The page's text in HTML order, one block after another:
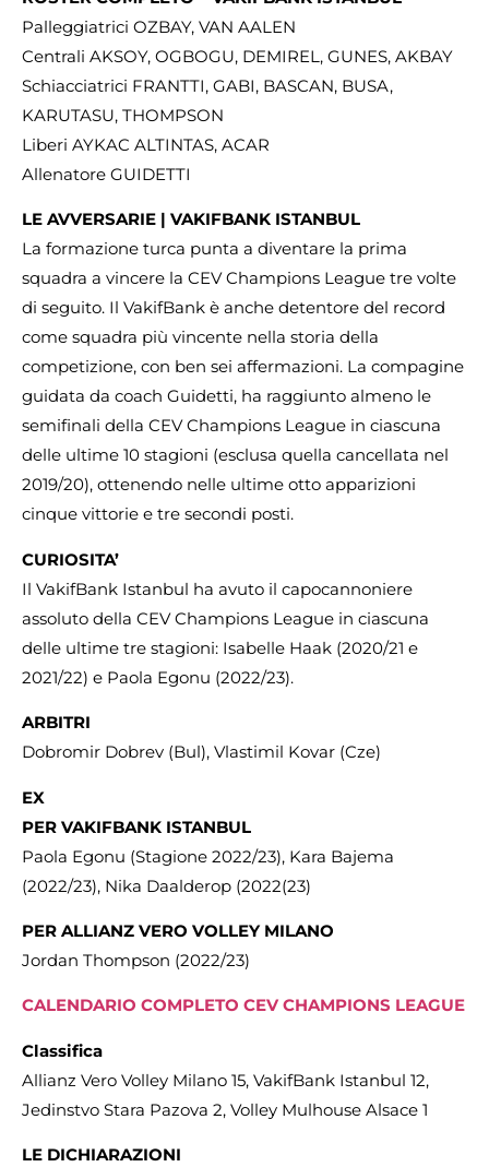
Palleggiatrici OZBAY, VAN AALEN
Centrali AKSOY, OGBOGU, DEMIREL, GUNES, AKBAY
Schiacciatrici FRANTTI, GABI, BASCAN, BUSA,
KARUTASU, THOMPSON
Liberi AYKAC ALTINTAS, ACAR
Allenatore GUIDETTI
LE AVVERSARIE | VAKIFBANK ISTANBUL
La formazione turca punta a diventare la prima
squadra a vincere la CEV Champions League tre volte
di seguito. Il VakifBank è anche detentore del record
come squadra più vincente nella storia della
competizione, con ben sei affermazioni. La compagine
guidata da coach Guidetti, ha raggiunto almeno le
semifinali della CEV Champions League in ciascuna
delle ultime 10 stagioni (esclusa quella cancellata nel
2019/20), ottenendo nelle ultime otto apparizioni
cinque vittorie e tre secondi posti.
CURIOSITA’
Il VakifBank Istanbul ha avuto il capocannoniere
assoluto della CEV Champions League in ciascuna
delle ultime tre stagioni: Isabelle Haak (2020/21 e
2021/22) e Paola Egonu (2022/23).
ARBITRI
Dobromir Dobrev (Bul), Vlastimil Kovar (Cze)
EX
PER VAKIFBANK ISTANBUL
Paola Egonu (Stagione 2022/23), Kara Bajema
(2022/23), Nika Daalderop (2022(23)
PER ALLIANZ VERO VOLLEY MILANO
Jordan Thompson (2022/23)
CALENDARIO COMPLETO CEV CHAMPIONS LEAGUE
Classifica
Allianz Vero Volley Milano 15, VakifBank Istanbul 12,
Jedinstvo Stara Pazova 2, Volley Mulhouse Alsace 1
LE DICHIARAZIONI